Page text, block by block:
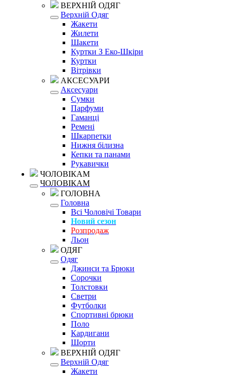
ВЕРХНІЙ ОДЯГ
Верхній Одяг
Жакети
Жилети
Шакети
Куртки З Еко-Шкіри
Куртки
Вітрівки
АКСЕСУАРИ
Аксесуари
Сумки
Парфуми
Гаманці
Ремені
Шкарпетки
Нижня білизна
Кепки та панами
Рукавички
ЧОЛОВІКАМ
ЧОЛОВІКАМ
ГОЛОВНА
Головна
Всі Чоловічі Товари
Новий сезон
Розпродаж
Льон
ОДЯГ
Одяг
Джинси та Брюки
Сорочки
Толстовки
Светри
Футболки
Спортивні брюки
Поло
Кардигани
Шорти
ВЕРХНІЙ ОДЯГ
Верхній Одяг
Жакети